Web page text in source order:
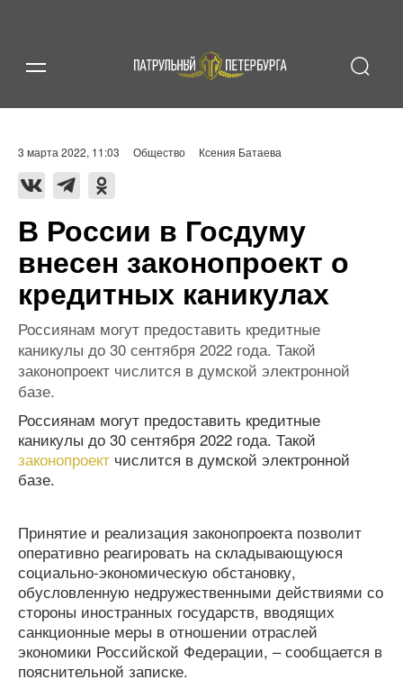
3 марта 2022, 11:03 Общество Ксения Батаева
В России в Госдуму
внесен законопроект о
кредитных каникулах
Россиянам могут предоставить кредитные
каникулы до 30 сентября 2022 года. Такой
законопроект числится в думской электронной
базе.
Россиянам могут предоставить кредитные
каникулы до 30 сентября 2022 года. Такой
законопроект числится в думской электронной
базе.
Принятие и реализация законопроекта позволит
оперативно реагировать на складывающуюся
социально-экономическую обстановку,
обусловленную недружественными действиями со
стороны иностранных государств, вводящих
санкционные меры в отношении отраслей
экономики Российской Федерации, – сообщается в
пояснительной записке.